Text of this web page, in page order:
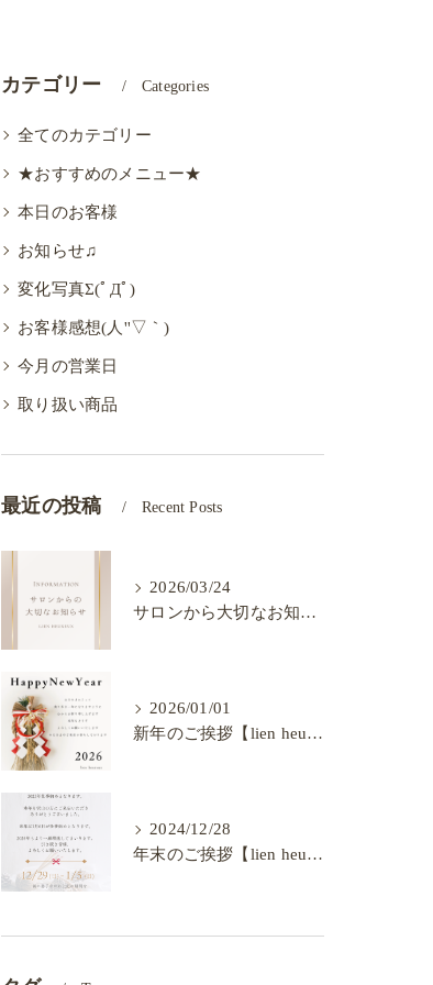
カテゴリー Categories
全てのカテゴリー
★おすすめのメニュー★
本日のお客様
お知らせ♫
変化写真Σ(ﾟДﾟ)
お客様感想(人''▽｀)
今月の営業日
取り扱い商品
最近の投稿 Recent Posts
2026/03/24
サロンから大切なお知らせ【lien heureux】
2026/01/01
新年のご挨拶【lien heureux】
2024/12/28
年末のご挨拶【lien heureux】